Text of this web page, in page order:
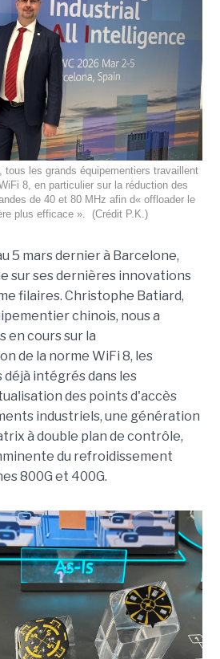
tous les grands équipementiers travaillent
8, en particulier sur la réduction des
de 40 et 80 MHz afin d« offloader le
plus efficace ». (Crédit P.K.)
5 mars dernier à Barcelone,
sur ses dernières innovations
filaires. Christophe Batiard,
chinois, nous a
en cours sur la
de la norme WiFi 8, les
intégrés dans les
des points d'accès
industriels, une génération
à double plan de contrôle,
du refroidissement
800G et 400G.